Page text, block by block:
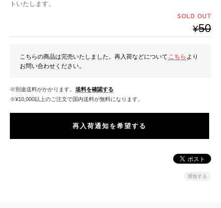
トいたします。
SOLD OUT
¥50
こちらの商品は完売いたしました。再入荷などについて こちら より
お問い合わせください。
※別途送料がかかります。 送料を確認する
※¥10,000以上のご注文で国内送料が無料になります。
再入荷通知を希望する
通報する